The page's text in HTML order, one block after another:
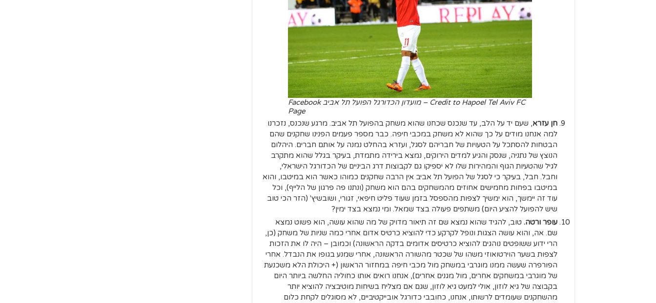
Credit to Hapoel Tel Aviv FC – מועדון הכדורגל הפועל תל אביב Facebook
Page
חן עזרא, שעם יד על הלב, עד שנכנס שכחנו שהוא משחק בהפועל תל אביב. מרגע שנכנס, נזכרנו
למה אנחנו מודים על כך שהוא לא משחק במכבי חיפה. כבר מספר פעמים הפנינו שחקנים שהם
הבטחות להסתכל על הטעויות של חבריהם לסגל, ועזרא בהחלט נמנה על אותם חברים. היהלום
הנוצץ של נתניה, שנסק והגיע למדים הירוקים, נמצא בירידה מתמדת, בעיקר בגלל שהוא מתקרב
לגיל שהטעיות הגוף והמהירות שלו לא יספיקו גם לקבוצות דרג הביניים של הכדורגל הישראלי,
וחבל. חבל, בעיקר כי לסגל של הפועל תל אביב אין הרבה שחקנים כמוהו כאשר הוא במיטבו, והוא
במיטבו בפחות מחמישים אחוזים מהמשחקים בהם הוא משחק (ונתנו פה פרגון של הלייף), וכל
עוד זה יימשך, הוא ימשיך לצפות מהספסל בזמן שעוד פליט חיפאי, זגורי, ושובשיץ' (הזר הכי טוב
שיש להפועל להציע היום) משתפים פעולה בצד שמאל. ומי נמצא בצד ימין?
עופר ורטה. טוב, להגיד שהוא נמצא שם זה תיאור מדויק של מה שהוא עושה, הוא פשוט נמצא
שם. אה, והוא עושה הצגות ונופל לקרקע כדי להוציא כרטיס אדום אחרי כמה שניות של משחק (כן,
הרי ידוע ששופטים נוהגים להוציא כרטיסים אדומים בדקה הראשונה) וכמובן – היה לו את הזכות
לצפות בשער הוירטואוזי משהו של שכטר מהשורה הראשונה, אחרי שמנע בגופו את הנבדל. אחרי
הפורפרה שעשה ממנו מוגרבי במשחק מול מכבי חיפה במחזור הראשון (+ היכולת הלא משכנעת
של מוגרבי במשחקים אחרים, מול מגנים אחרים), אנחנו רואים אותו כחוליה החלשה ביותר היום
בקבוצה של גיא לוזון, אולי למעט גיא לוזון, שגם אם מצליח בשיחות מוטיבציה להוציא יותר
מהשחקנים שעומדים לרשותו, אנחנו, כחובבי כדורגל אובייקטיביים, לא מסוגלים לקחת כלום